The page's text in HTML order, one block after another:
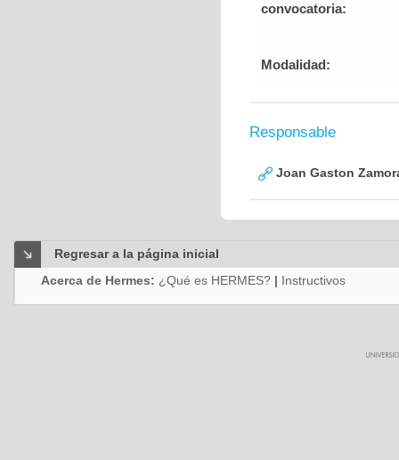
convocatoria:
Modalidad:
Responsable
Joan Gaston
Regresar a la página inicial
Acerca de Hermes: ¿Qué es HERMES? | Instructivos